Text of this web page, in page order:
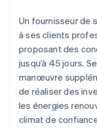
Un fournisseur de
à ses clients
proposant des
jusqu’à 45 jours.
manœuvre
de réaliser des
les énergies
climat de